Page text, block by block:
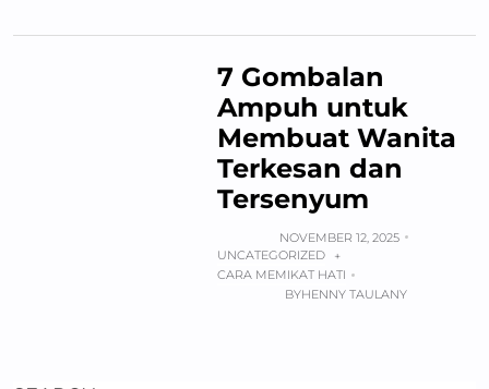
7 Gombalan
Ampuh untuk
Membuat Wanita
Terkesan dan
Tersenyum
NOVEMBER 12, 2025
UNCATEGORIZED
+
CARA MEMIKAT HATI
BYHENNY TAULANY